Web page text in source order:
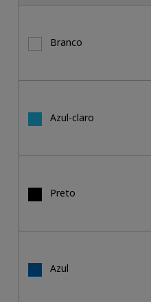
Branco
Azul-claro
Preto
Azul